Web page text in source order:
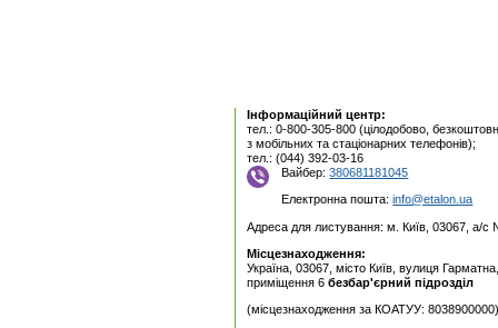
Інформаційний центр:
тел.: 0-800-305-800 (цілодобово,
з мобільних та стаціонарних телефонів);
тел.: (044) 392-03-16
Вайбер:380681181045
Електронна пошта:info@etalon.ua
Адреса для листування: м. Київ, 03067, а/с
Місцезнаходження:
Україна, 03067, місто Київ, вулиця
приміщення 6 безбар'єрний підрозділ
(місцезнаходження за КОАТУУ: 8038900000)